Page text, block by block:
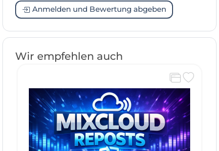
Anmelden und Bewertung abgeben
Wir empfehlen auch